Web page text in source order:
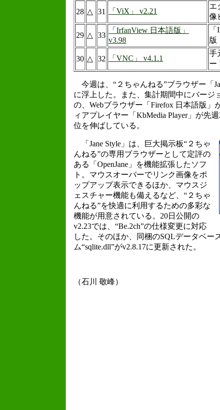
28 △ 31 「ViX」 v2.21
エ
像
29 △ 33
「IrfanView 日本語版」
v3.98
版
30 △ 32 「VNC」 v4.1.1
手
ー
今週は、“２ちゃんねる”ブラウザー「
に浮上した。また、集計期間中にバージ
の、Webブラウザー「Firefox 日本語版」
ィアプレイヤー「KbMedia Player」が先
位を伸ばしている。
「Jane Style」は、巨大掲示板“２ちゃ
んねる”の専用ブラウザーとして定評の
ある「OpenJane」を機能拡張したソフ
ト。マウスオーバーでリンク画像をポ
ップアップ表示できるほか、マウスジ
ェスチャー機能も備えるなど、“２ちゃ
んねる”を快適に利用するための多彩な
機能が用意されている。20日公開の
v2.23では、“Be.2ch”の仕様変更に対応
した。そのほか、同梱のSQLデータベー
ム“sqlite.dll”がv2.8.17に更新された。
（石川 敬峰）